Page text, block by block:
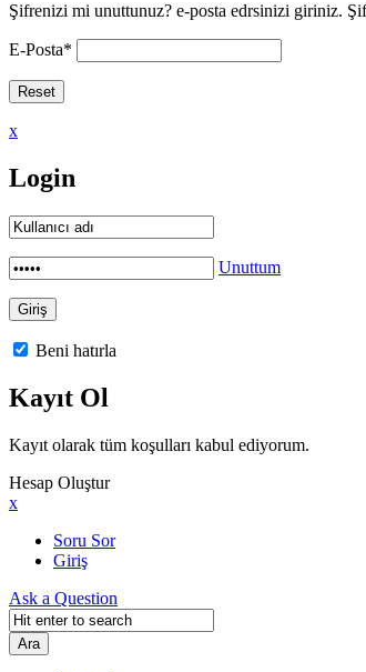
Şifrenizi mi unuttunuz? e-posta edrsinizi giriniz.
E-Posta*
x
Login
Unuttum
Beni hatırla
Kayıt Ol
Kayıt olarak tüm koşulları kabul ediyorum.
Hesap Oluştur
x
Soru Sor
Giriş
Ask a Question